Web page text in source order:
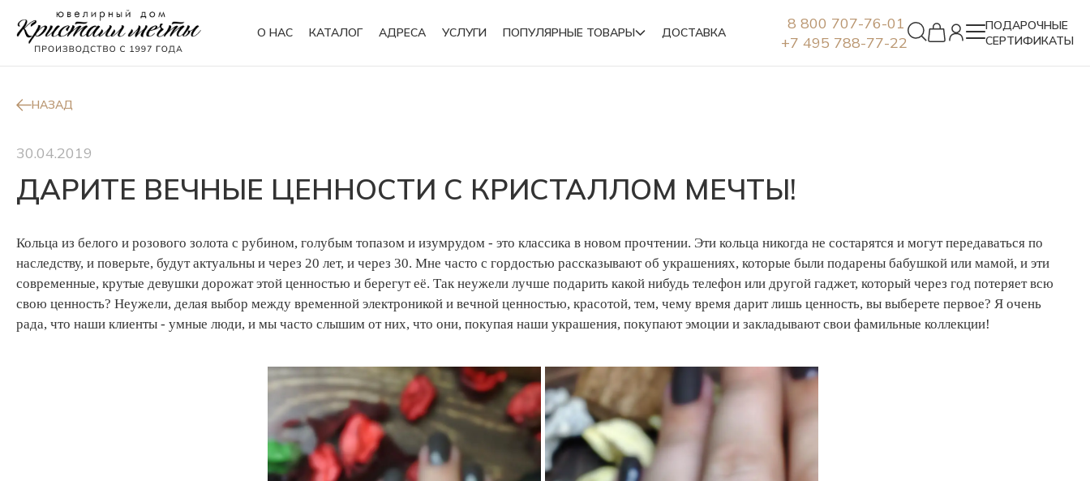
О НАС КАТАЛОГ АДРЕСА УСЛУГИ ПОПУЛЯРНЫЕ ТОВАРЫ ДОСТАВКА
8 800 707-76-01
+7 495 788-77-22
ПОДАРОЧНЫЕ
СЕРТИФИКАТЫ
Кольца
Колье Сувениры Броши
НАЗАД
30.04.2019
ДАРИТЕ ВЕЧНЫЕ ЦЕННОСТИ С КРИСТАЛЛОМ МЕЧТЫ!
Кольца из белого и розового золота с рубином, голубым топазом и изумрудом - это классика в новом прочтении. Эти кольца никогда не состарятся и могут передаваться по
наследству, и поверьте, будут актуальны и через 20 лет, и через 30. Мне часто с гордостью рассказывают об украшениях, которые были подарены бабушкой или мамой, и эти
современные, крутые девушки дорожат этой ценностью и берегут её. Так неужели лучше подарить какой нибудь телефон или другой гаджет, который через год потеряет всю
свою ценность? Неужели, делая выбор между временной электроникой и вечной ценностью, красотой, тем, чему время дарит лишь ценность, вы выберете первое? Я очень
рада, что наши клиенты - умные люди, и мы часто слышим от них, что они, покупая наши украшения, покупают эмоции и закладывают свои фамильные коллекции!